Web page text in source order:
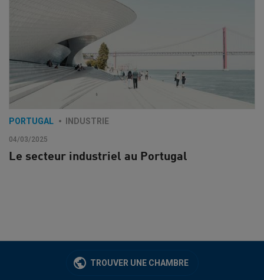
PORTUGAL INDUSTRIE
04/03/2025
Le secteur industriel au Portugal
TROUVER UNE CHAMBRE